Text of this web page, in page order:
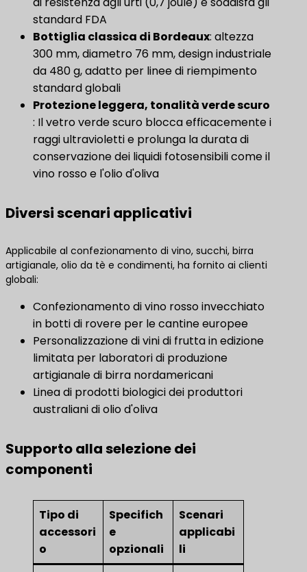
standard FDA
Bottiglia classica di Bordeaux: altezza
300 mm, diametro 76 mm, design industriale
da 480 g, adatto per linee di riempimento
standard globali
Protezione leggera, tonalità verde scuro
: Il vetro verde scuro blocca efficacemente i
raggi ultravioletti e prolunga la durata di
conservazione dei liquidi fotosensibili come il
vino rosso e l'olio d'oliva
Diversi scenari applicativi
Applicabile al confezionamento di vino, succhi, birra
artigianale, olio da tè e condimenti, ha fornito ai clienti
globali:
Confezionamento di vino rosso invecchiato
in botti di rovere per le cantine europee
Personalizzazione di vini di frutta in edizione
limitata per laboratori di produzione
artigianale di birra nordamericani
Linea di prodotti biologici dei produttori
australiani di olio d'oliva
Supporto alla selezione dei
componenti
Tipo di
accessori
o
Specifich
e
opzionali
Scenari
applicabi
li